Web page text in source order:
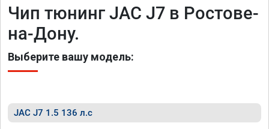
Чип тюнинг JAC J7 в Ростове-
на-Дону.
Выберите вашу модель:
JAC J7 1.5 136 л.с